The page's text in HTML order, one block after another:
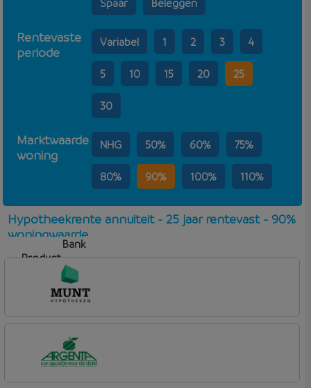
Spaar Beleggen
Rentevaste
periode
Variabel 1 2 3 4
5 10 15 20 25
30
Marktwaarde
woning
NHG 50% 60% 75%
80% 90% 100% 110%
Hypotheekrente annuiteit - 25 jaar rentevast - 90%
woningwaarde
Bank
Product
Aflosvorm
Munt Hypotheken